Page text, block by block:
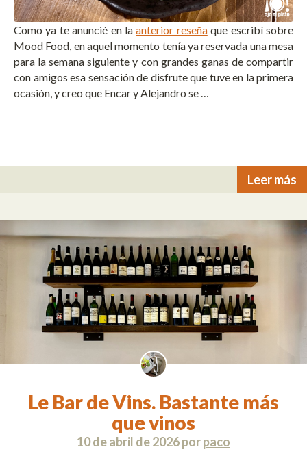
Como ya te anuncié en laanterior reseñaque escribí sobre
Mood Food, en aquel momento tenía ya reservada una mesa
para la semana siguiente y con grandes ganas de compartir
con amigos esa sensación de disfrute que tuve en la primera
ocasión, y creo que Encar y Alejandro se …
Leer más
Le Bar de Vins. Bastante más
que vinos
10 de abril de 2026porpaco